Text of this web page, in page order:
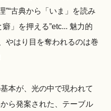
”“古典から「いま」を読み
癖」を押える”etc... 魅力的
やはり目を奪われるのは巻
本が、光の中で現われて
ら発案された、テーブル